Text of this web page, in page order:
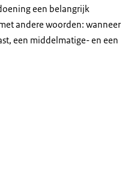
een belangrijk
andere woorden: wanneer
een middelmatige- en een